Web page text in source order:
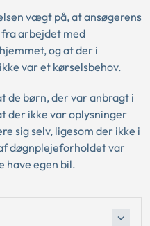
vægt på, at ansøgerens
arbejdet med
og at der i
var et kørselsbehov.
de børn, der var anbragt i
der ikke var oplysninger
sig selv, ligesom der ikke i
døgnplejeforholdet var
have egen bil.